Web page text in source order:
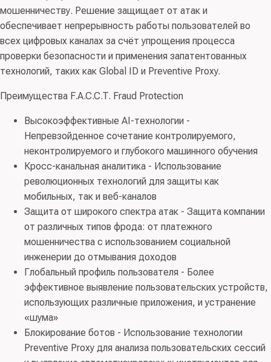
мошенничеству. Решение защищает от атак и
обеспечивает непрерывность работы пользователей во
всех цифровых каналах за счёт упрощения процесса
проверки безопасности и применения запатентованных
технологий, таких как Global ID и Preventive Proxy.
Преимущества F.A.C.C.T. Fraud Protection
Высокоэффективные AI-технологии -
Непревзойденное сочетание контролируемого,
неконтролируемого и глубокого машинного обучения
Кросс-канальная аналитика - Использование
революционных технологий для защиты как
мобильных, так и веб-каналов
Защита от широкого спектра атак - Защита компании
от различных типов фрода: от платежного
мошенничества с использованием социальной
инженерии до отмывания доходов
Глобальный профиль пользователя - Более
эффективное выявление пользовательских устройств,
использующих различные приложения, и устранение
«шума»
Блокирование ботов - Использование технологии
Preventive Proxy для анализа пользовательских сессий